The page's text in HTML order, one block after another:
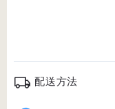
配送方法